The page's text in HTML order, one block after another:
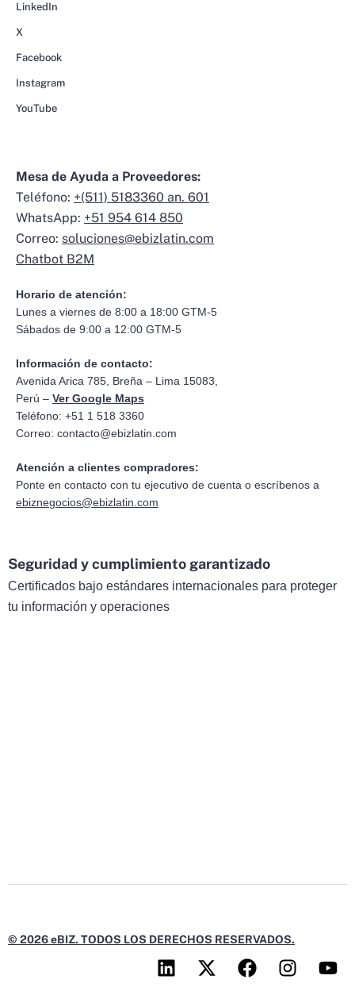
LinkedIn
X
Facebook
Instagram
YouTube
Mesa de Ayuda a Proveedores:
Teléfono: +(511) 5183360 an. 601
WhatsApp: +51 954 614 850
Correo: soluciones@ebizlatin.com
Chatbot B2M
Horario de atención:
Lunes a viernes de 8:00 a 18:00 GTM-5
Sábados de 9:00 a 12:00 GTM-5
Información de contacto:
Avenida Arica 785, Breña – Lima 15083,
Perú – Ver Google Maps
Teléfono: +51 1 518 3360
Correo: contacto@ebizlatin.com
Atención a clientes compradores:
Ponte en contacto con tu ejecutivo de cuenta o escríbenos a
ebiznegocios@ebizlatin.com
Seguridad y cumplimiento garantizado
Certificados bajo estándares internacionales para proteger
tu información y operaciones
© 2026 eBIZ. TODOS LOS DERECHOS RESERVADOS.
L
i
X
-
F
a
I
n
Y
o